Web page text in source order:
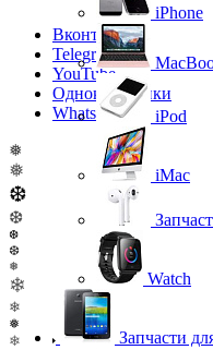
Вконтакте
Telegram
YouTube
Одноклассники
WhatsApp
❅
❅
❆
❆
❆
❆
❅
❄
❄
❅
❄
iPhone
iPod
iMac
Watch
Запчасти